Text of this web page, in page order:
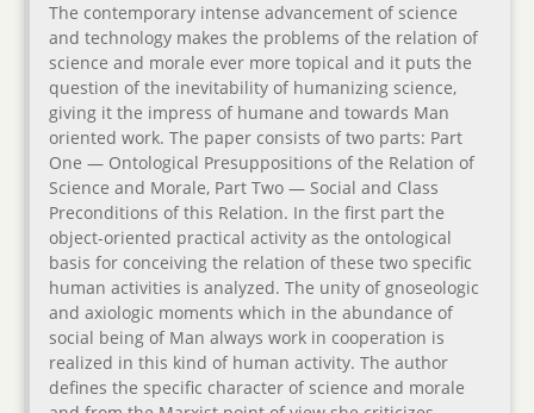
The contemporary intense advancement of science
and technology makes the problems of the relation of
science and morale ever more topical and it puts the
question of the inevitability of humanizing science,
giving it the impress of humane and towards Man
oriented work. The paper consists of two parts: Part
One — Ontological Presuppositions of the Relation of
Science and Morale, Part Two — Social and Class
Preconditions of this Relation. In the first part the
object-oriented practical activity as the ontological
basis for conceiving the relation of these two specific
human activities is analyzed. The unity of gnoseologic
and axiologic moments which in the abundance of
social being of Man always work in cooperation is
realized in this kind of human activity. The author
defines the specific character of science and morale